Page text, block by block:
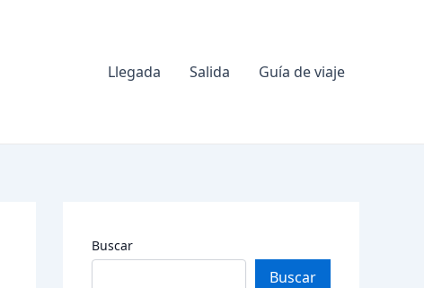
Llegada Salida Guía de viaje
Buscar
Buscar